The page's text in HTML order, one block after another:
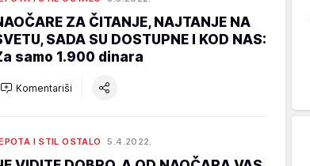
ZA ČITANJE, NAJTANJE NA
SADA SU DOSTUPNE I KOD NAS:
samo 1.900 dinara
Komentariši
I STIL OSTALO 5.4.2022.